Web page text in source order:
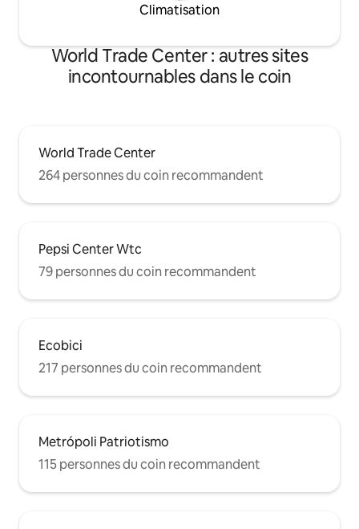
Climatisation
World Trade Center : autres sites
incontournables dans le coin
World Trade Center
264 personnes du coin recommandent
Pepsi Center Wtc
79 personnes du coin recommandent
Ecobici
217 personnes du coin recommandent
Metrópoli Patriotismo
115 personnes du coin recommandent